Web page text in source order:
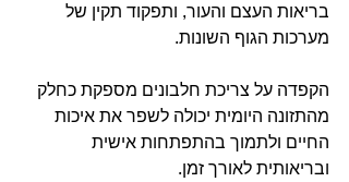
בריאות העצם והעור, ותפקוד תקין של
מערכות הגוף השונות.
הקפדה על צריכת חלבונים מספקת כחלק
מהתזונה היומית יכולה לשפר את איכות
החיים ולתמוך בהתפתחות אישית
ובריאותית לאורך זמן.